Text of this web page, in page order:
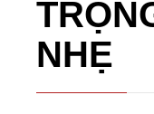
NHẸ